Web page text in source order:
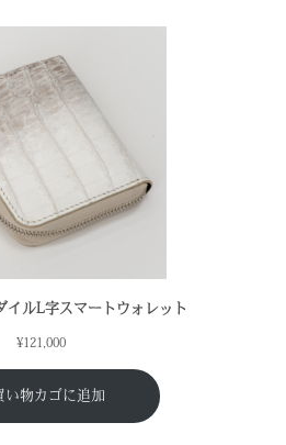
イルL字スマートウォレット
¥121,000
い物カゴに追加